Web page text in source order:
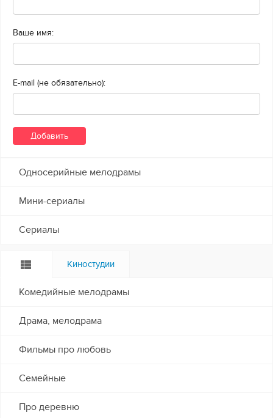
Ваше имя:
E-mail (не обязательно):
Односерийные мелодрамы
Мини-сериалы
Сериалы
Киностудии
Комедийные мелодрамы
Драма, мелодрама
Фильмы про любовь
Семейные
Про деревню